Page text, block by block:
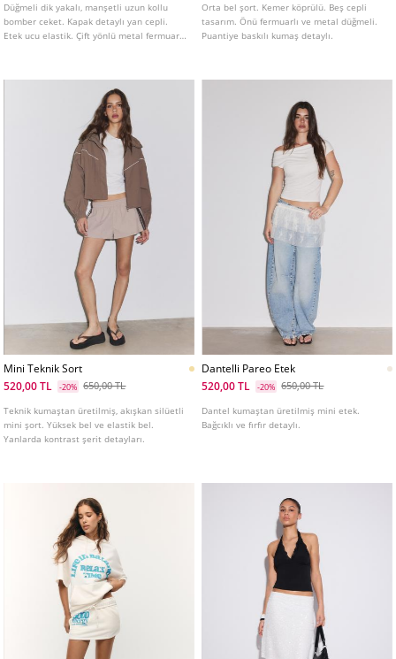
Düğmeli dik yakalı, manşetli uzun kollu
bomber ceket. Kapak detaylı yan cepli.
Etek ucu elastik. Çift yönlü metal fermuarlı
Orta bel şort. Kemer köprülü. Beş cepli
tasarım. Önü fermuarlı ve metal düğmeli.
Puantiye baskılı kumaş detaylı.
Mini Teknik Sort
520,00 TL
-20% 650,00 TL
Teknik kumaştan üretilmiş, akışkan silüetli
mini şort. Yüksek bel ve elastik bel.
Yanlarda kontrast şerit detayları.
Dantelli Pareo Etek
520,00 TL
-20% 650,00 TL
Dantel kumaştan üretilmiş mini etek.
Bağcıklı ve fırfır detaylı.